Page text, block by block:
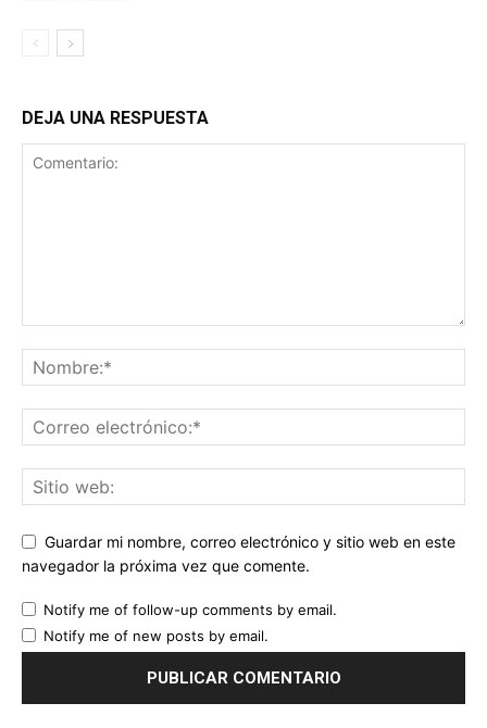
DEJA UNA RESPUESTA
Guardar mi nombre, correo electrónico y sitio web en este
navegador la próxima vez que comente.
Notify me of follow-up comments by email.
Notify me of new posts by email.